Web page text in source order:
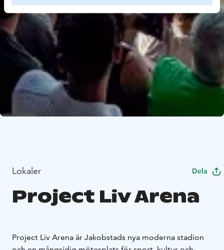
Lokaler Dela
Project Liv Arena
Project Liv Arena är Jakobstads nya moderna stadion